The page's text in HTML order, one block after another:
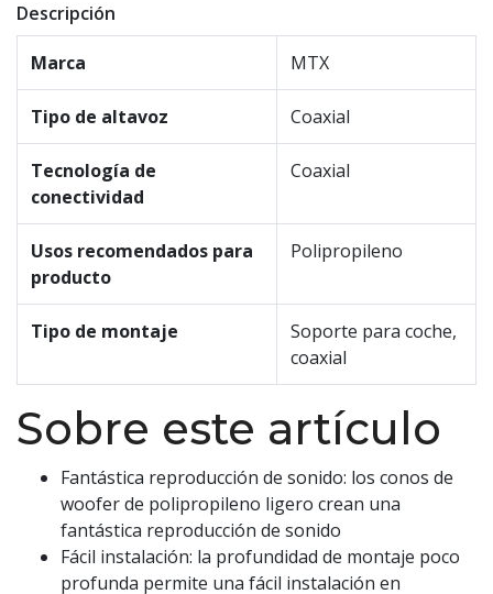
Descripción
Marca MTX
Tipo de altavoz Coaxial
Tecnología de
conectividad
Coaxial
Usos recomendados para
producto
Polipropileno
Tipo de montaje
Soporte para coche,
coaxial
Sobre este artículo
Fantástica reproducción de sonido: los conos de
woofer de polipropileno ligero crean una
fantástica reproducción de sonido
Fácil instalación: la profundidad de montaje poco
profunda permite una fácil instalación en